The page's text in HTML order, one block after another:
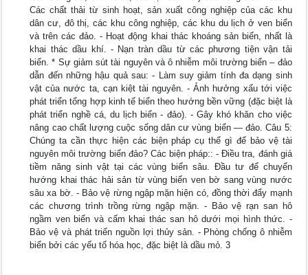
Các chất thải từ sinh hoạt, sản xuất công nghiệp của các khu
dân cư, đô thị, các khu công nghiệp, các khu du lịch ở ven biển
và trên các đảo. - Hoạt động khai thác khoáng sản biển, nhất là
khai thác dầu khí. - Nạn tràn dầu từ các phương tiện vận tải
biển. * Sự giảm sút tài nguyên và ô nhiễm môi trường biển – đảo
dẫn đến những hậu quả sau: - Làm suy giảm tính đa dạng sinh
vật của nước ta, cạn kiệt tài nguyên. - Ảnh hưởng xấu tới việc
phát triển tổng hợp kinh tế biển theo hướng bền vững (đặc biệt là
phát triển nghề cá, du lịch biển - đảo). - Gây khó khăn cho việc
nâng cao chất lượng cuộc sống dân cư vùng biển — đảo. Câu 5:
Chúng ta cần thực hiện các biện pháp cụ thể gì để bảo vệ tài
nguyên môi trường biển đảo? Các biện pháp:: - Điều tra, đánh giá
tiềm năng sinh vật tại các vùng biển sâu. Đầu tư để chuyển
hướng khai thác hải sản từ vùng biển ven bờ sang vùng nước
sâu xa bờ. - Bảo vệ rừng ngập mặn hiện có, đồng thời đẩy mạnh
các chương trình trồng rừng ngập mặn. - Bảo vệ rạn san hô
ngầm ven biển và cấm khai thác san hô dưới mọi hình thức. -
Bảo vệ và phát triển nguồn lợi thủy sản. - Phòng chống ô nhiễm
biển bởi các yếu tố hóa học, đặc biệt là dầu mỏ. 3